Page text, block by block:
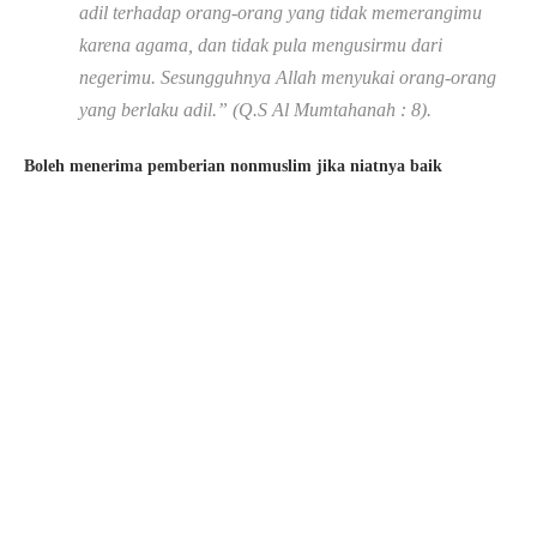
adil terhadap orang-orang yang tidak memerangimu
karena agama, dan tidak pula mengusirmu dari
negerimu. Sesungguhnya Allah menyukai orang-orang
yang berlaku adil.” (Q.S Al Mumtahanah : 8).
Boleh menerima pemberian nonmuslim jika niatnya baik